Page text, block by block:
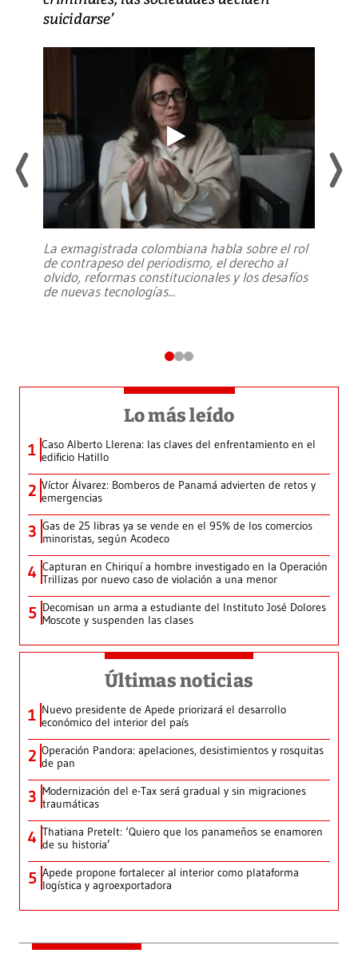
suicidarse’
La exmagistrada colombiana habla sobre el rol
de contrapeso del periodismo, el derecho al
olvido, reformas constitucionales y los desafíos
de nuevas tecnologías...
Lo más leído
1 Caso Alberto Llerena: las claves del enfrentamiento en el
edificio Hatillo
2 Víctor Álvarez: Bomberos de Panamá advierten de retos y
emergencias
3 Gas de 25 libras ya se vende en el 95% de los comercios
minoristas, según Acodeco
4 Capturan en Chiriquí a hombre investigado en la Operación
Trillizas por nuevo caso de violación a una menor
5 Decomisan un arma a estudiante del Instituto José Dolores
Moscote y suspenden las clases
Últimas noticias
1 Nuevo presidente de Apede priorizará el desarrollo
económico del interior del país
2 Operación Pandora: apelaciones, desistimientos y rosquitas
de pan
3 Modernización del e-Tax será gradual y sin migraciones
traumáticas
4 Thatiana Pretelt: ‘Quiero que los panameños se enamoren
de su historia’
5 Apede propone fortalecer al interior como plataforma
logística y agroexportadora